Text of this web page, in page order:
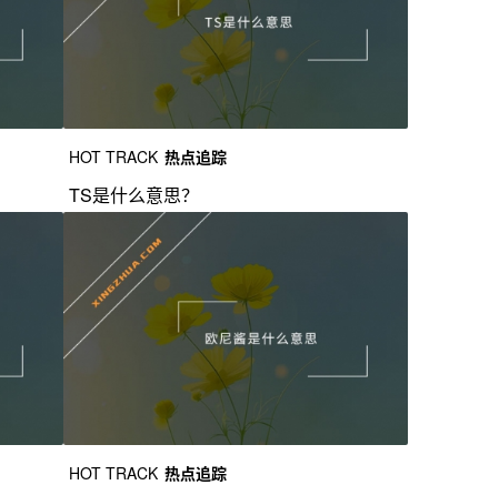
HOT TRACK 热点追踪
TS是什么意思？
HOT TRACK 热点追踪